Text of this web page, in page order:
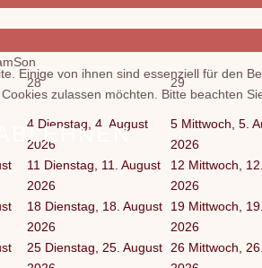
Son
28 29
4 Dienstag, 4. August
2026
5 Mittwoch, 5.
2026
11 Dienstag, 11. August
2026
12 Mittwoch,
2026
18 Dienstag, 18. August
2026
19 Mittwoch,
2026
25 Dienstag, 25. August
26 Mittwoch,
Einige von ihnen sind essenziell für den
zulassen möchten. Bitte beachten